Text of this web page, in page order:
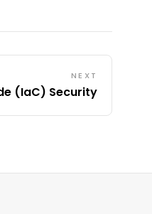
NEXT
(IaC) Security